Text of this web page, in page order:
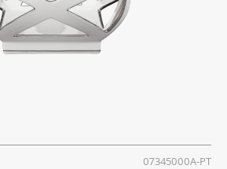
07345000A-PT